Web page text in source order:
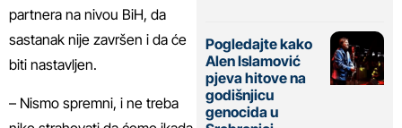
partnera na nivou BiH, da
sastanak nije završen i da će
biti nastavljen.
– Nismo spremni, i ne treba
Pogledajte kako
Alen Islamović
pjeva hitove na
godišnjicu
genocida u